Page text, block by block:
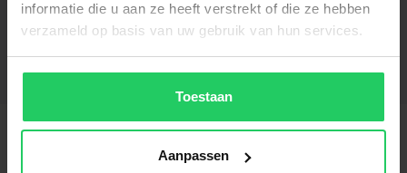
informatie die u aan ze heeft verstrekt of die ze hebben
verzameld op basis van uw gebruik van hun services.
Toestaan
Aanpassen
PVC Visgraat - Riva Beige